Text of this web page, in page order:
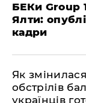
БЕКи Group
Ялти:
кадри
Як
обстрілів
українців